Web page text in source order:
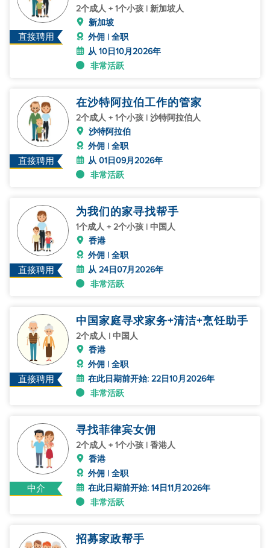
直接聘用
2个成人 + 1个小孩 | 新加坡人
新加坡
外佣 | 全职
从 10日10月2026年
非常活跃
直接聘用
在沙特阿拉伯工作的管家
2个成人 + 1个小孩 | 沙特阿拉伯人
沙特阿拉伯
外佣 | 全职
从 01日09月2026年
非常活跃
直接聘用
为我们的家寻找帮手
1个成人 + 2个小孩 | 中国人
香港
外佣 | 全职
从 24日07月2026年
非常活跃
直接聘用
中国家庭寻求家务+清洁+烹饪助手
2个成人 | 中国人
香港
外佣 | 全职
在此日期前开始: 22日10月2026年
非常活跃
中介
寻找菲律宾女佣
2个成人 + 1个小孩 | 香港人
香港
外佣 | 全职
在此日期前开始: 14日11月2026年
非常活跃
招募家政帮手